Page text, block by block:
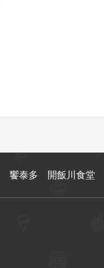
饗泰多 開飯川食堂